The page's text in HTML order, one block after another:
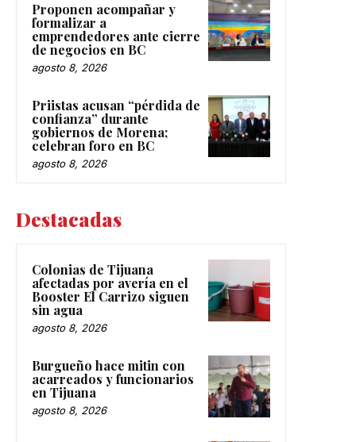
Proponen acompañar y
formalizar a
emprendedores ante cierre
de negocios en BC
agosto 8, 2026
Priistas acusan “pérdida de
confianza” durante
gobiernos de Morena;
celebran foro en BC
agosto 8, 2026
Destacadas
Colonias de Tijuana
afectadas por avería en el
Booster El Carrizo siguen
sin agua
agosto 8, 2026
Burgueño hace mitin con
acarreados y funcionarios
en Tijuana
agosto 8, 2026